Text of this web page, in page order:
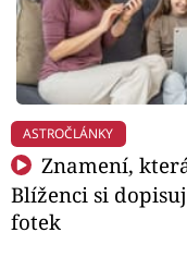
ASTROČLÁNKY
Znamení,
Blíženci si
fotek